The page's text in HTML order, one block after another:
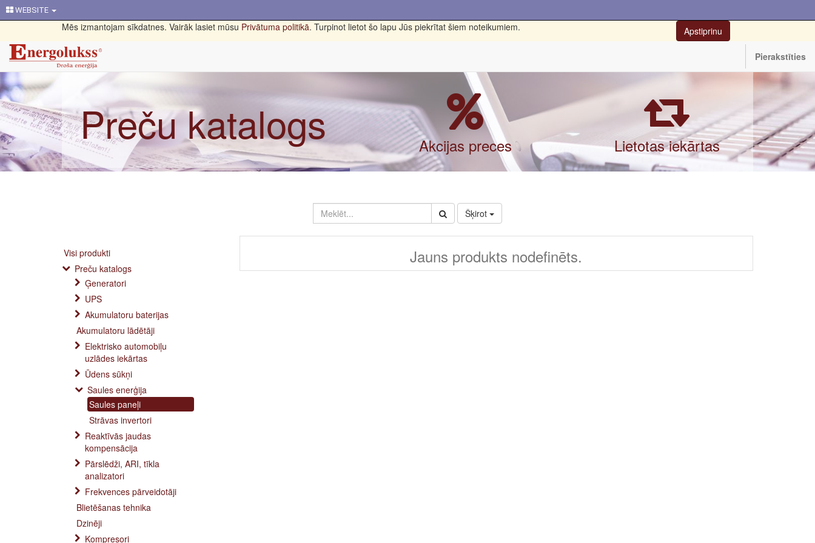
WEBSITE
Mēs izmantojam sīkdatnes. Vairāk lasiet mūsu Privātuma politikā. Turpinot lietot šo lapu Jūs piekrītat šiem noteikumiem. Apstiprinu
Pierakstīties
Preču katalogs Akcijas preces Lietotas iekārtas
Šķirot
Visi produkti
Preču katalogs
Ģeneratori
UPS
Akumulatoru baterijas
Akumulatoru lādētāji
Elektrisko automobiļu
uzlādes iekārtas
Ūdens sūkņi
Saules enerģija
Saules paneļi
Strāvas invertori
Reaktīvās jaudas
kompensācija
Pārslēdži, ARI, tīkla
analizatori
Frekvences pārveidotāji
Blietēšanas tehnika
Dzinēji
Kompresori
Jauns produkts nodefinēts.